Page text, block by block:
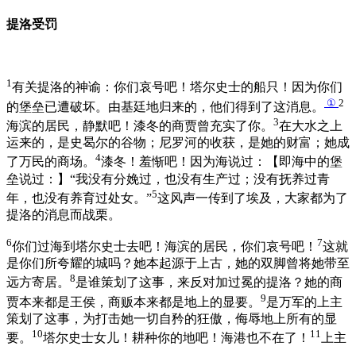
提洛受罚
1有关提洛的神谕：你们哀号吧！塔尔史士的船只！因为你们
的堡垒已遭破坏。由基廷地归来的，他们得到了这消息。
① 2
海滨的居民，静默吧！漆冬的商贾曾充实了你。 3在大水之上
运来的，是史曷尔的谷物；尼罗河的收获，是她的财富；她成
了万民的商场。 4漆冬！羞惭吧！因为海说过：【即海中的堡
垒说过：】“我没有分娩过，也没有生产过；没有抚养过青
年，也没有养育过处女。”5这风声一传到了埃及，大家都为了
提洛的消息而战栗。
6你们过海到塔尔史士去吧！海滨的居民，你们哀号吧！ 7这就
是你们所夸耀的城吗？她本起源于上古，她的双脚曾将她带至
远方寄居。 8是谁策划了这事，来反对加过冕的提洛？她的商
贾本来都是王侯，商贩本来都是地上的显要。 9是万军的上主
策划了这事，为打击她一切自矜的狂傲，侮辱地上所有的显
要。
10塔尔史士女儿！耕种你的地吧！海港也不在了！ 11上主